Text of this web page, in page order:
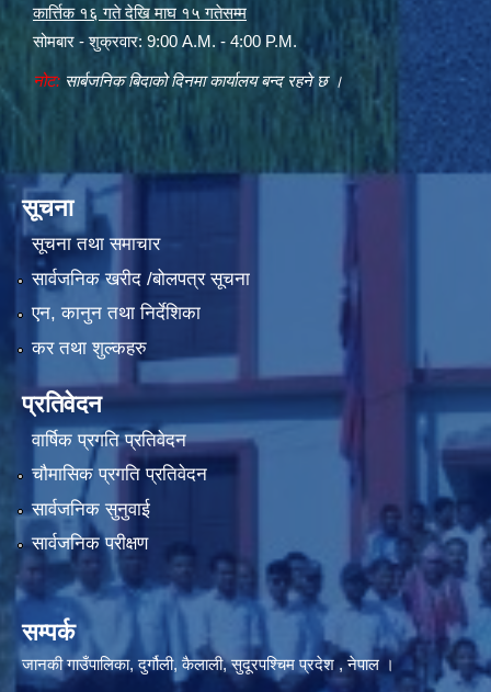
कार्त्तिक १६ गते देखि माघ १५ गतेसम्म
सोमबार - शुक्रवार: 9:00 A.M. - 4:00 P.M.
नोट: सार्बजनिक बिदाको दिनमा कार्यालय बन्द रहने छ ।
सूचना
सूचना तथा समाचार
सार्वजनिक खरीद /बोलपत्र सूचना
एन, कानुन तथा निर्देशिका
कर तथा शुल्कहरु
प्रतिवेदन
वार्षिक प्रगति प्रतिवेदन
चौमासिक प्रगति प्रतिवेदन
सार्वजनिक सुनुवाई
सार्वजनिक परीक्षण
सम्पर्क
जानकी गाउँपालिका, दुर्गौली, कैलाली, सुदूरपश्चिम प्रदेश , नेपाल ।